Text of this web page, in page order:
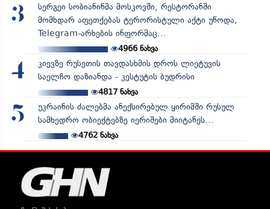
3
სერგეი სობიანინმა მოსკოვში, რესტორანში
მომხდარ აფეთქებას ტერორისტული აქტი უწოდა,
Telegram-არხების ინფორმაც...
4966ნახვა
4
კიევზე რუსეთის თავდასხმის დროს ლიეტუვის
საელჩო დაზიანდა - კესტუტის ბუდრისი
4817ნახვა
5
უკრაინის ძალებმა ანექსირებულ ყირიმში რუსულ
სამხედრო ობიექტებზე იერიშები მიიტანეს...
4762ნახვა